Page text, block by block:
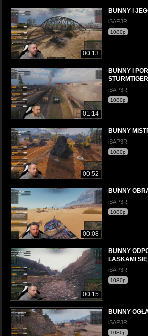
00:13
BUNNY i
iSAP3R
1080p
01:14
BUNNY i
iSAP3R
1080p
00:52
BUNNY
iSAP3R
1080p
00:08
BUNNY
iSAP3R
1080p
00:15
BUNNY
LASKAMI
iSAP3R
1080p
BUNNY
iSAP3R
1080p